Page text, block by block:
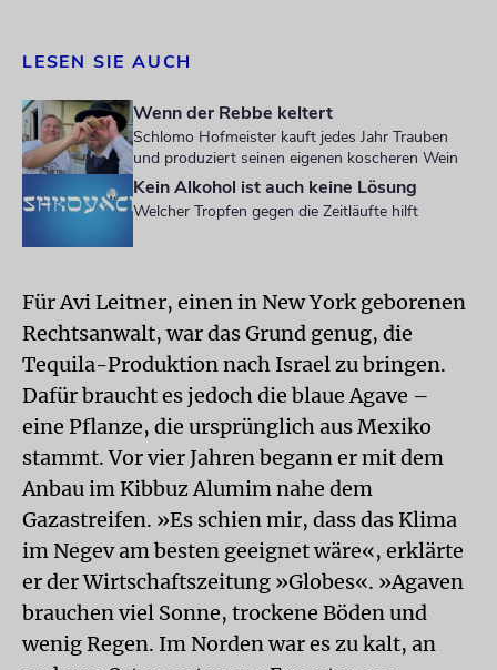
LESEN SIE AUCH
Wenn der Rebbe keltert
Schlomo Hofmeister kauft jedes Jahr Trauben
und produziert seinen eigenen koscheren Wein
Kein Alkohol ist auch keine Lösung
Welcher Tropfen gegen die Zeitläufte hilft
Für Avi Leitner, einen in New York geborenen
Rechtsanwalt, war das Grund genug, die
Tequila-Produktion nach Israel zu bringen.
Dafür braucht es jedoch die blaue Agave –
eine Pflanze, die ursprünglich aus Mexiko
stammt. Vor vier Jahren begann er mit dem
Anbau im Kibbuz Alumim nahe dem
Gazastreifen. »Es schien mir, dass das Klima
im Negev am besten geeignet wäre«, erklärte
er der Wirtschaftszeitung »Globes«. »Agaven
brauchen viel Sonne, trockene Böden und
wenig Regen. Im Norden war es zu kalt, an